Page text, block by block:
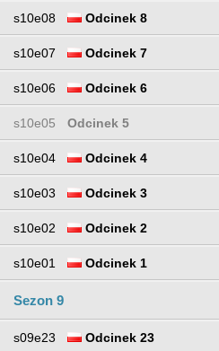
s10e08 Odcinek 8
s10e07 Odcinek 7
s10e06 Odcinek 6
s10e05 Odcinek 5
s10e04 Odcinek 4
s10e03 Odcinek 3
s10e02 Odcinek 2
s10e01 Odcinek 1
Sezon 9
s09e23 Odcinek 23